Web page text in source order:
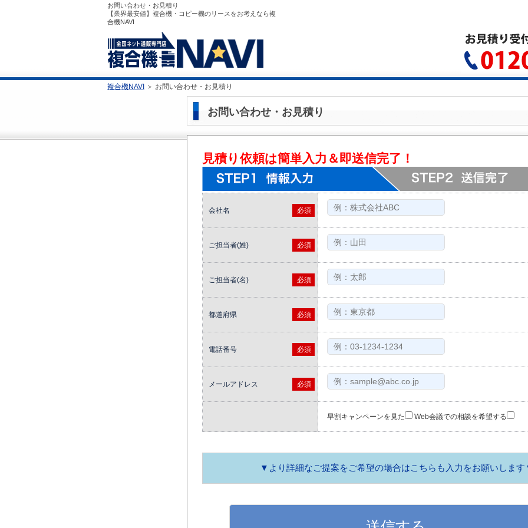
お問い合わせ・お見積り
【業界最安値】複合機・コピー機のリースをお考えなら複
合機NAVI
複合機NAVI ＞ お問い合わせ・お見積り
お問い合わせ・お見積り
見積り依頼は簡単入力＆即送信完了！
会社名 必須
ご担当者(姓) 必須
ご担当者(名) 必須
都道府県 必須
電話番号 必須
メールアドレス 必須
早割キャンペーンを見た Web会議での相談を希望する
▼より詳細なご提案をご希望の場合はこちらも入力をお願いしま